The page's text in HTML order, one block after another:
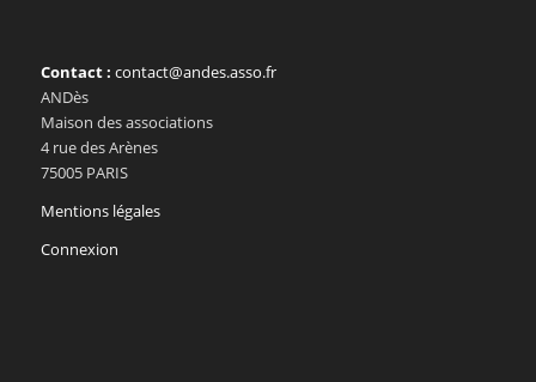
Contact : contact@andes.asso.fr
ANDès
Maison des associations
4 rue des Arènes
75005 PARIS
Mentions légales
Connexion